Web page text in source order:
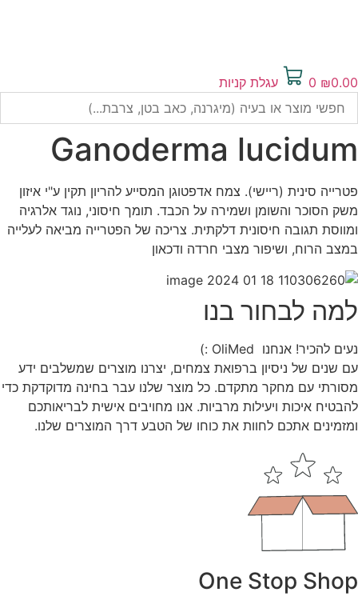
₪0.00
0 עגלת קניות
Ganoderma lucidum
פטרייה סינית (ריישי). צמח אדפטוגן המסייע להריון תקין ע"י איזון
משק הסוכר והשומן ושמירה על הכבד. תומך חיסוני, נוגד אלרגיה
ומווסת תגובה חיסונית דלקתית. צריכה של הפטרייה מביאה לעלייה
במצב הרוח, ושיפור מצבי חרדה ודכאון
למה לבחור בנו
נעים להכיר! אנחנו OliMed :)
עם שנים של ניסיון ברפואת צמחים, יצרנו מוצרים שמשלבים ידע
מסורתי עם מחקר מתקדם. כל מוצר שלנו עבר בחינה מדוקדקת כדי
להבטיח איכות ויעילות מרביות. אנו מחויבים אישית לבריאותכם
ומזמינים אתכם לחוות את כוחו של הטבע דרך המוצרים שלנו.
One Stop Shop